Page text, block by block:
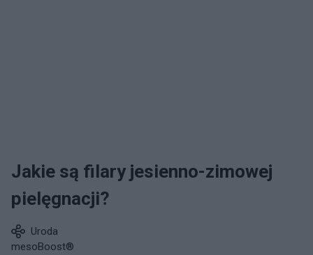
Jakie są filary jesienno-zimowej
pielęgnacji?
Uroda
mesoBoost®